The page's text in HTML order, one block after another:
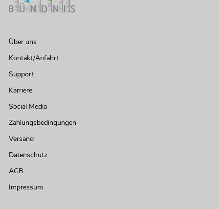
Über uns
Kontakt/Anfahrt
Support
Karriere
Social Media
Zahlungsbedingungen
Versand
Datenschutz
AGB
Impressum